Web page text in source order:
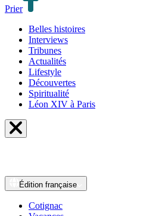
Prier
Belles histoires
Interviews
Tribunes
Actualités
Lifestyle
Découvertes
Spiritualité
Léon XIV à Paris
Édition française
Cotignac